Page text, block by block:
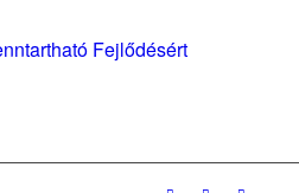
Fejlődésért